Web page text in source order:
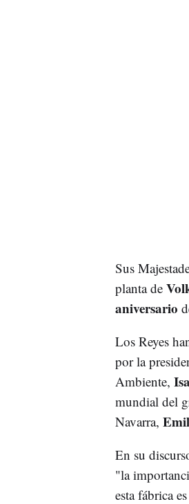
Sus
planta de
aniversario
Los Reyes
por la
Ambiente,
mundial del
Navarra,
En su
"la
esta fábrica